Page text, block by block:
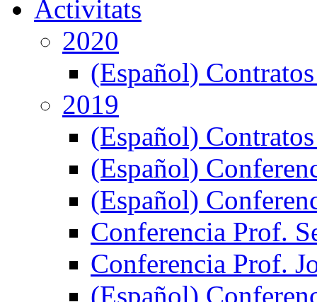
Activitats
2020
(Español)
2019
(Español)
(Español)
(Español)
Conferencia Prof.
Conferencia Prof.
(Español)